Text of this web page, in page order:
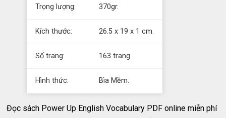
Trọng lượng: 370gr.
Kích thước: 26.5 x 19 x 1 cm.
Số trang: 163 trang.
Hình thức: Bìa Mềm.
Đọc sách Power Up English Vocabulary PDF online miễn phí